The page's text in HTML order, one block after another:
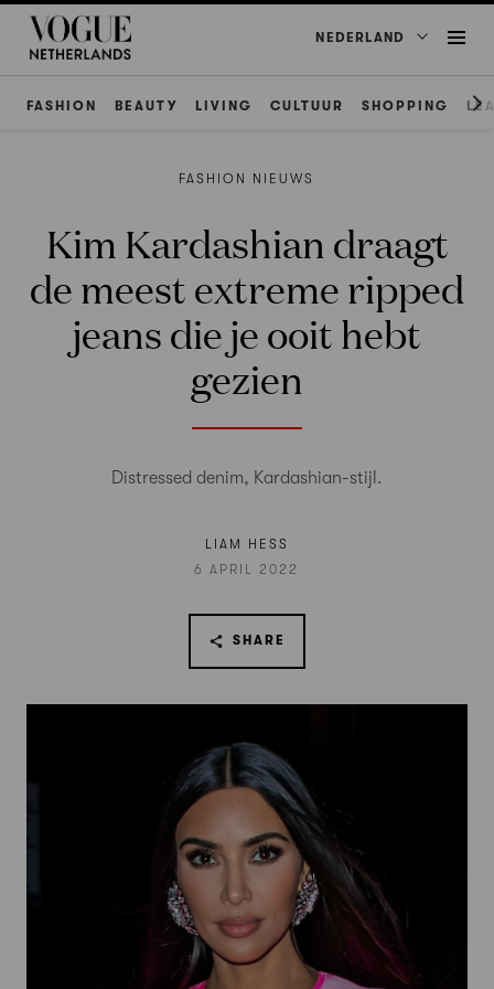
NEDERLAND
FASHION BEAUTY LIVING CULTUUR SHOPPING
FASHION NIEUWS
Kim Kardashian draagt
de meest extreme ripped
jeans die je ooit hebt
gezien
Distressed denim, Kardashian-stijl.
LIAM HESS
6 APRIL 2022
SHARE